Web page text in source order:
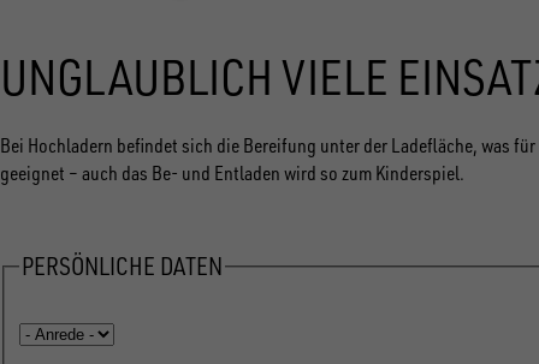
UNGLAUBLICH VIELE
Bei Hochladern befindet sich die Bereifung unter der Ladefläche, was
geeignet – auch das Be- und Entladen wird so zum Kinderspiel.
PERSÖNLICHE DATEN
Anrede